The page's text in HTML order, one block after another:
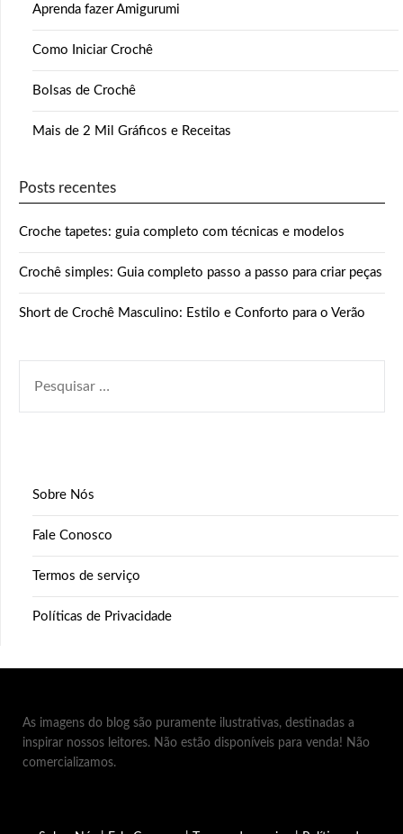
Aprenda fazer Amigurumi
Como Iniciar Crochê
Bolsas de Crochê
Mais de 2 Mil Gráficos e Receitas
Posts recentes
Croche tapetes: guia completo com técnicas e modelos
Crochê simples: Guia completo passo a passo para criar peças
Short de Crochê Masculino: Estilo e Conforto para o Verão
POR:
Sobre Nós
Fale Conosco
Termos de serviço
Políticas de Privacidade
As imagens do blog são puramente ilustrativas, destinadas a
inspirar nossos leitores. Não estão disponíveis para venda! Não
comercializamos.